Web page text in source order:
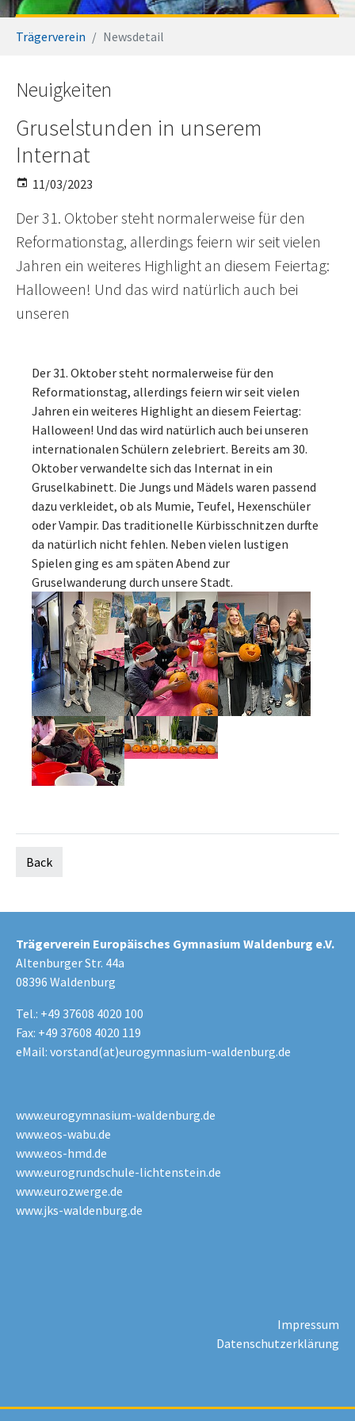
Trägerverein Newsdetail
Neuigkeiten
Gruselstunden in unserem
Internat
11/03/2023
Der 31. Oktober steht normalerweise für den
Reformationstag, allerdings feiern wir seit vielen
Jahren ein weiteres Highlight an diesem Feiertag:
Halloween! Und das wird natürlich auch bei
unseren
Der 31. Oktober steht normalerweise für den
Reformationstag, allerdings feiern wir seit vielen
Jahren ein weiteres Highlight an diesem Feiertag:
Halloween! Und das wird natürlich auch bei unseren
internationalen Schülern zelebriert. Bereits am 30.
Oktober verwandelte sich das Internat in ein
Gruselkabinett. Die Jungs und Mädels waren passend
dazu verkleidet, ob als Mumie, Teufel, Hexenschüler
oder Vampir. Das traditionelle Kürbisschnitzen durfte
da natürlich nicht fehlen. Neben vielen lustigen
Spielen ging es am späten Abend zur
Gruselwanderung durch unsere Stadt.
Back
Trägerverein Europäisches Gymnasium Waldenburg e.V.
Altenburger Str. 44a
08396 Waldenburg
Tel.: +49 37608 4020 100
Fax: +49 37608 4020 119
eMail: vorstand(at)eurogymnasium-waldenburg.de
www.eurogymnasium-waldenburg.de
www.eos-wabu.de
www.eos-hmd.de
www.eurogrundschule-lichtenstein.de
www.eurozwerge.de
www.jks-waldenburg.de
Impressum
Datenschutzerklärung